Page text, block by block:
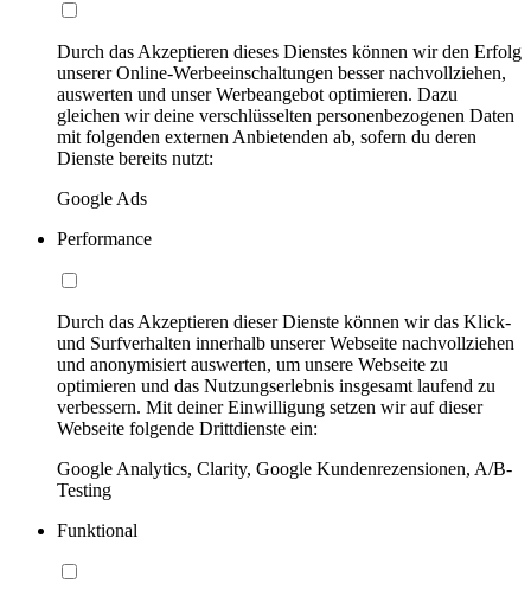
Durch das Akzeptieren dieses Dienstes können wir den Erfolg
unserer Online-Werbeeinschaltungen besser nachvollziehen,
auswerten und unser Werbeangebot optimieren. Dazu
gleichen wir deine verschlüsselten personenbezogenen Daten
mit folgenden externen Anbietenden ab, sofern du deren
Dienste bereits nutzt:
Google Ads
Performance
Durch das Akzeptieren dieser Dienste können wir das Klick-
und Surfverhalten innerhalb unserer Webseite nachvollziehen
und anonymisiert auswerten, um unsere Webseite zu
optimieren und das Nutzungserlebnis insgesamt laufend zu
verbessern. Mit deiner Einwilligung setzen wir auf dieser
Webseite folgende Drittdienste ein:
Google Analytics, Clarity, Google Kundenrezensionen, A/B-
Testing
Funktional